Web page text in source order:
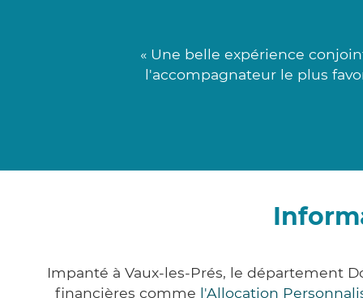
« Une belle expérience
l'accompagnateur le plus
Impanté à Vaux-les-Prés, le département
financières comme l'Allocation